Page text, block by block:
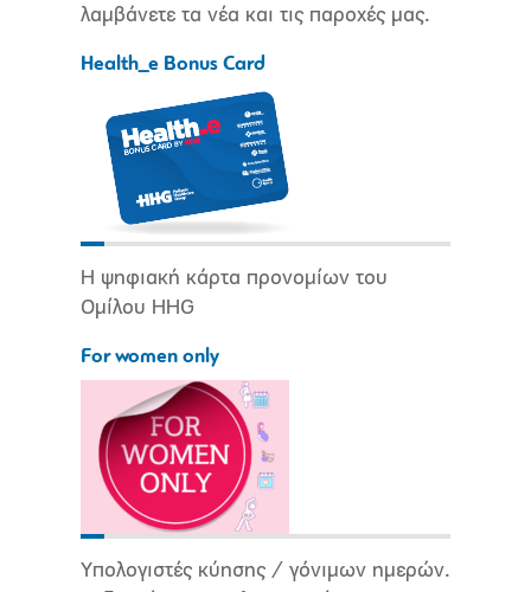
λαμβάνετε τα νέα και τις παροχές μας.
Health_e Bonus Card
Η ψηφιακή κάρτα προνομίων του
Ομίλου HHG
For women only
Υπολογιστές κύησης / γόνιμων ημερών.